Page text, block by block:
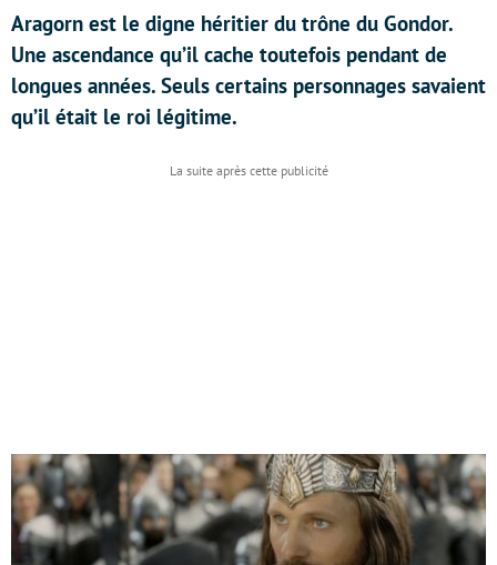
Aragorn est le digne héritier du trône du Gondor.
Une ascendance qu’il cache toutefois pendant de
longues années. Seuls certains personnages savaient
qu’il était le roi légitime.